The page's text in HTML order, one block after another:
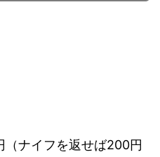
ナイフを返せば200円